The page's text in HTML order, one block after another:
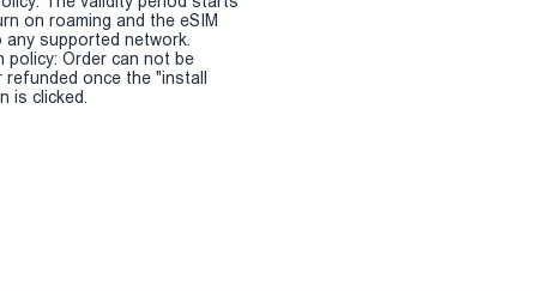
on roaming and the eSIM
supported network.
policy: Order can not be
refunded once the "install
is clicked.